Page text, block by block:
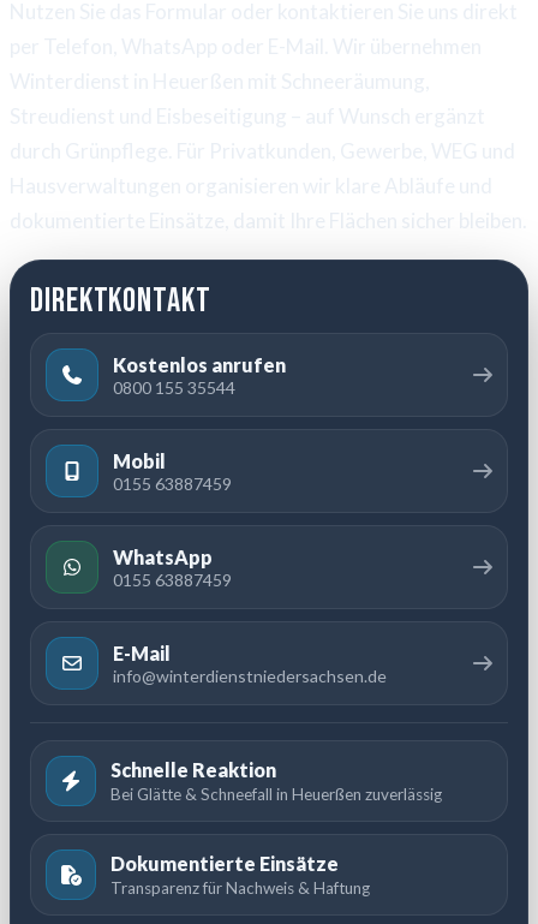
dokumentierte Einsätze, damit Ihre Flächen sicher bleiben.
Direktkontakt
Kostenlos anrufen
0800 155 35544
Mobil
0155 63887459
WhatsApp
0155 63887459
E-Mail
info@winterdienstniedersachsen.de
Schnelle Reaktion
Bei Glätte & Schneefall in Heuerßen zuverlässig
Dokumentierte Einsätze
Transparenz für Nachweis & Haftung